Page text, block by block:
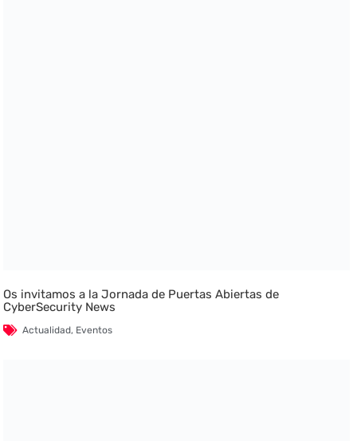
Os invitamos a la Jornada de Puertas Abiertas de
CyberSecurity News
Actualidad, Eventos